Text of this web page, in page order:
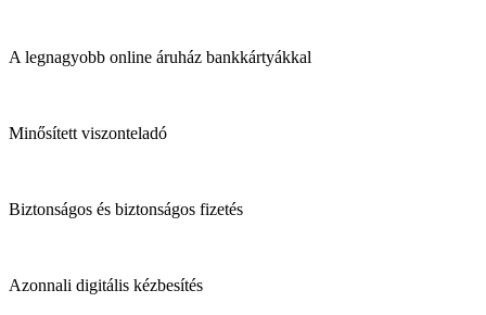
A legnagyobb online áruház bankkártyákkal
Minősített viszonteladó
Biztonságos és biztonságos fizetés
Azonnali digitális kézbesítés